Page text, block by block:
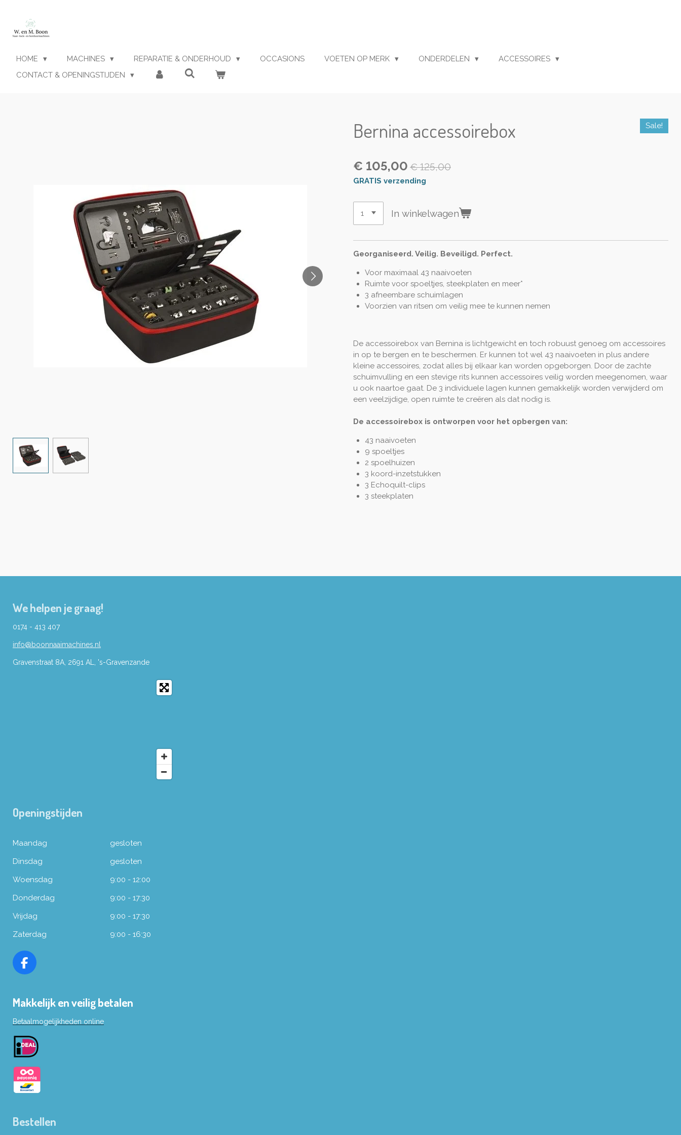
naar
hoofdinhoud
HOME MACHINES REPARATIE & ONDERHOUD OCCASIONS VOETEN OP MERK ONDERDELEN
ACCESSOIRES
CONTACT & OPENINGSTIJDEN
Bernina accessoirebox Sale!
€ 105,00 € 125,00
GRATIS verzending
In winkelwagen
Georganiseerd. Veilig. Beveiligd. Perfect.
Voor maximaal 43 naaivoeten
Ruimte voor spoeltjes, steekplaten en meer*
3 afneembare schuimlagen
Voorzien van ritsen om veilig mee te kunnen nemen
De accessoirebox van Bernina is lichtgewicht en toch robuust genoeg om accessoires
in op te bergen en te beschermen. Er kunnen tot wel 43 naaivoeten in plus andere
kleine accessoires, zodat alles bij elkaar kan worden opgeborgen. Door de zachte
schuimvulling en een stevige rits kunnen accessoires veilig worden meegenomen, waar
u ook naartoe gaat. De 3 individuele lagen kunnen gemakkelijk worden verwijderd om
een veelzijdige, open ruimte te creëren als dat nodig is.
De accessoirebox is ontworpen voor het opbergen van:
43 naaivoeten
9 spoeltjes
2 spoelhuizen
3 koord-inzetstukken
3 Echoquilt-clips
3 steekplaten
We helpen je graag!
0174 - 413 407
info@boonnaaimachines.nl
Gravenstraat 8A, 2691 AL, 's-Gravenzande
Openingstijden
Maandag
gesloten
Dinsdag
gesloten
Woensdag
9:00 - 12:00
Donderdag
9:00 - 17:30
Vrijdag
9:00 - 17:30
Zaterdag
9:00 - 16:30
F
e
o
o
k
Makkelijk en veilig betalen
Betaalmogelijkheden online
Bestellen